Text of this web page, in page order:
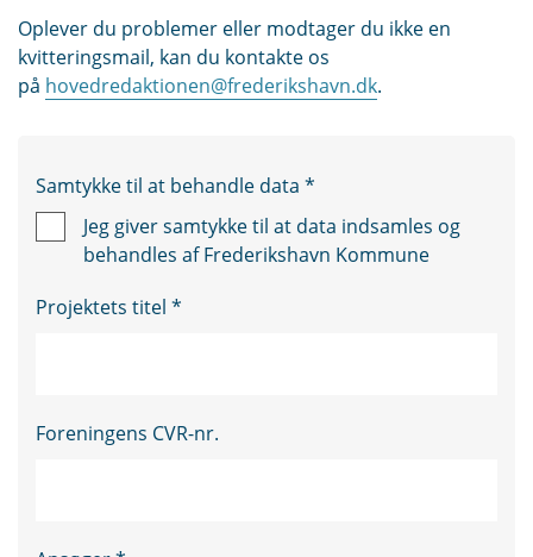
Oplever du problemer eller modtager du ikke en
kvitteringsmail, kan du kontakte os
på hovedredaktionen@frederikshavn.dk.
Samtykke til at behandle data *
Jeg giver samtykke til at data indsamles og
behandles af Frederikshavn Kommune
Projektets titel *
Foreningens CVR-nr.